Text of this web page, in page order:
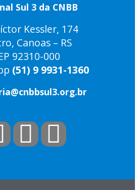
Sul 3 da CNBB
Kessler, 174
Canoas – RS
92310-000
(51) 9 9931-1360